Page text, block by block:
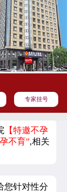
专家挂号
【特邀不孕
不育”,相关
您针对性分